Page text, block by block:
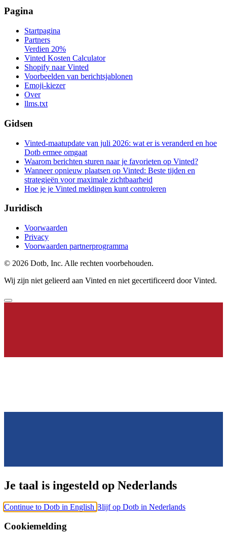
Pagina
Startpagina
Partners
Verdien 20%
Vinted Kosten Calculator
Shopify naar Vinted
Voorbeelden van berichtsjablonen
Emoji-kiezer
Over
llms.txt
Gidsen
Vinted-maatupdate van juli 2026: wat er is veranderd en hoe
Dotb ermee omgaat
Waarom berichten sturen naar je favorieten op Vinted?
Wanneer opnieuw plaatsen op Vinted: Beste tijden en
strategieën voor maximale zichtbaarheid
Hoe je je Vinted meldingen kunt controleren
Juridisch
Voorwaarden
Privacy
Voorwaarden partnerprogramma
© 2026 Dotb, Inc. Alle rechten voorbehouden.
Wij zijn niet gelieerd aan Vinted en niet gecertificeerd door Vinted.
Je taal is ingesteld op Nederlands
Continue to Dotb in English Blijf op Dotb in Nederlands
Cookiemelding